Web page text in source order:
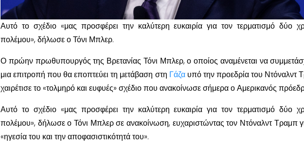
Αυτό το σχέδιο «μας προσφέρει την καλύτερη ευκαιρία για τον τερματισμό δύο
πολέμου», δήλωσε ο Τόνι Μπλερ.
Ο πρώην πρωθυπουργός της Βρετανίας Τόνι Μπλερ, ο οποίος αναμένεται να
μια επιτροπή που θα εποπτεύει τη μετάβαση στη Γάζαυπό την προεδρία του Ντόναλντ
χαιρέτισε το «τολμηρό και ευφυές» σχέδιο που ανακοίνωσε σήμερα ο Αμερικανός
Αυτό το σχέδιο «μας προσφέρει την καλύτερη ευκαιρία για τον τερματισμό δύο
πολέμου», δήλωσε ο Τόνι Μπλερ σε ανακοίνωση, ευχαριστώντας τον Ντόναλντ Τραμπ
«ηγεσία του και την αποφασιστικότητά του».